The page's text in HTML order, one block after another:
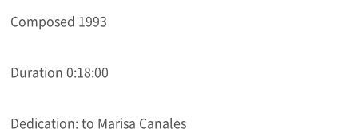
Composed 1993
Duration 0:18:00
Dedication: to Marisa Canales